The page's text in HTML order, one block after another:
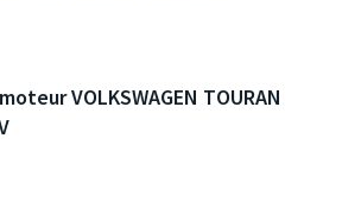
VOLKSWAGEN TOURAN